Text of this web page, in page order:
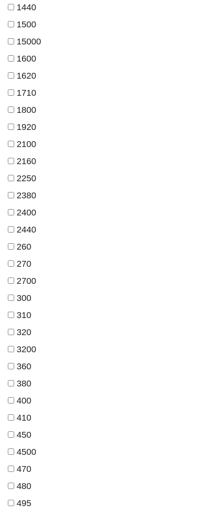
1440
1500
15000
1600
1620
1710
1800
1920
2100
2160
2250
2380
2400
2440
260
270
2700
300
310
320
3200
360
380
400
410
450
4500
470
480
495